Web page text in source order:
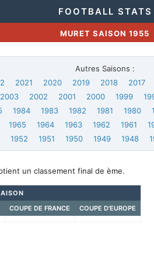
FOOTBALL STATS
MURET SAISON 1955
Autres Saisons :
2021 2020 2019 2018 2017
2003 2002 2001 2000 1999
1984 1983 1982 1981 1980
1965 1964 1963 1962 1961
1952
1951 1950 1949 1948
un classement final de ème.
COUPE DE FRANCE COUPE D'EUROPE